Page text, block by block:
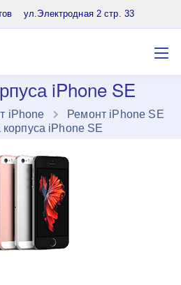
ул.Электродная 2 стр. 33
iPhone SE
iPhone
Ремонт iPhone SE
iPhone SE